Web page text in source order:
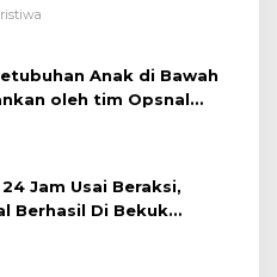
Anak di Bawah
oleh tim Opsnal
Polres Siak-Polda Riau
Jam Usai Beraksi,
Berhasil Di Bekuk
Kuansing